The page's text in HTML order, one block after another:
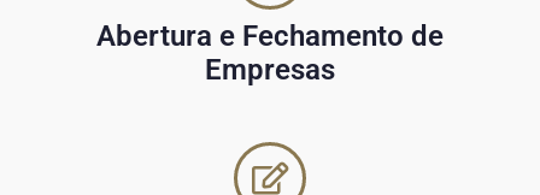
Abertura e Fechamento de
Empresas